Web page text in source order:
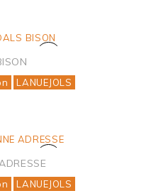
LANUEJOLS
LANUEJOLS